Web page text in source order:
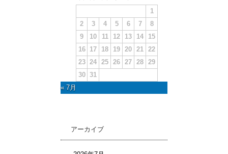
1
2
3 4 5 6 7
8
9
10 11 12 13 14
15
16
17 18 19 20 21
22
23 24 25 26 27 28 29
30 31
« 7月
アーカイブ